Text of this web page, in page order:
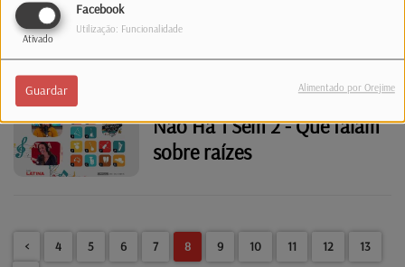
Facebook
Ativado
Utilização: Funcionalidade
Guardar Alimentado por Orejime
Grande Plano - "Evil Dead
Não Há 1 Sem 2 - Que falam
sobre raízes
< 4 5 6 7 8 9 10 11 12
13